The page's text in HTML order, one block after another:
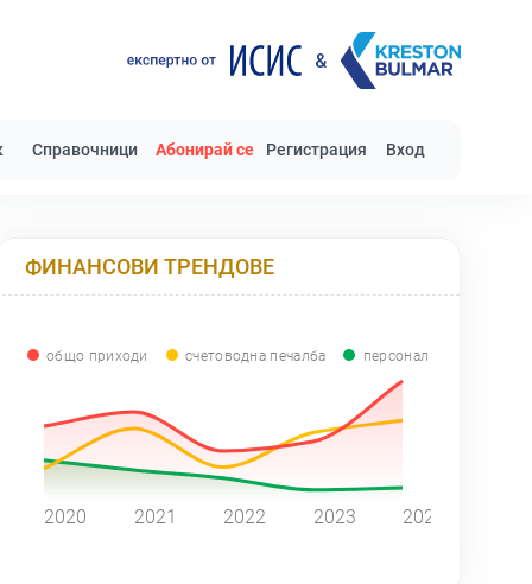
Справочници Абонирай се Регистрация Вход
ФИНАНСОВИ ТРЕНДОВЕ
общо приходи счетоводна печалба персонал
2020 2021 2022 2023 2024